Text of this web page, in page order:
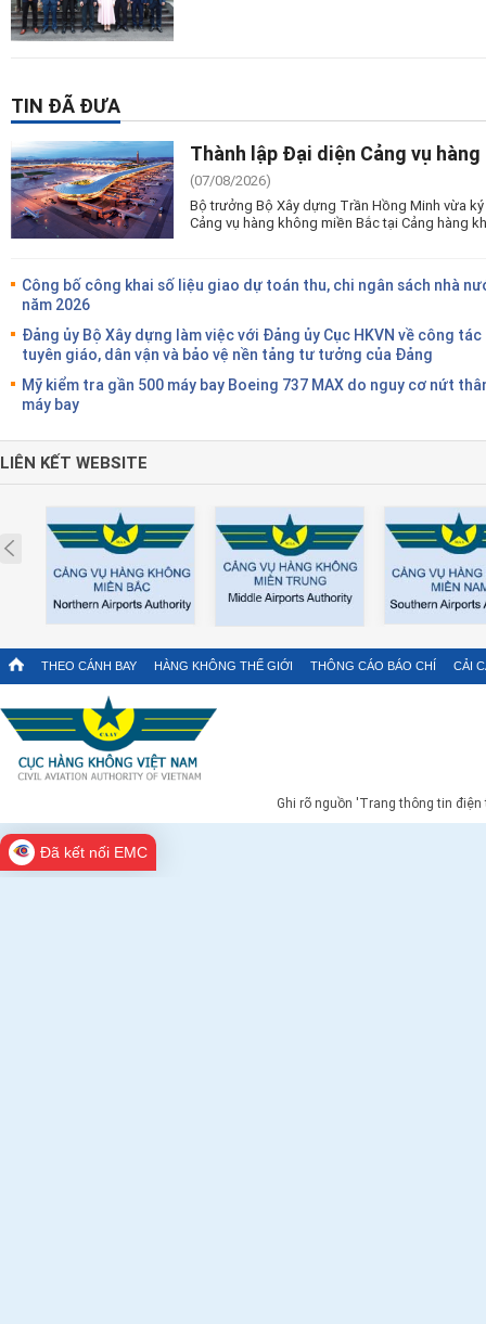
TIN ĐÃ ĐƯA
Thành lập Đại diện Cảng vụ
(07/08/2026)
Bộ trưởng Bộ Xây dựng Trần Hồng Minh vừa
Cảng vụ hàng không miền Bắc tại Cảng hàng
Công bố công khai số liệu giao dự toán thu, chi ngân sách nhà
năm 2026
Đảng ủy Bộ Xây dựng làm việc với Đảng ủy Cục HKVN về công tác
tuyên giáo, dân vận và bảo vệ nền tảng tư tưởng của Đảng
Mỹ kiểm tra gần 500 máy bay Boeing 737 MAX do nguy cơ nứt
máy bay
LIÊN KẾT WEBSITE
Prev
THEO CÁNH BAY HÀNG KHÔNG THẾ GIỚI THÔNG CÁO BÁO CHÍ CẢI
Ghi rõ nguồn 'Trang thông tin
Đã kết nối EMC